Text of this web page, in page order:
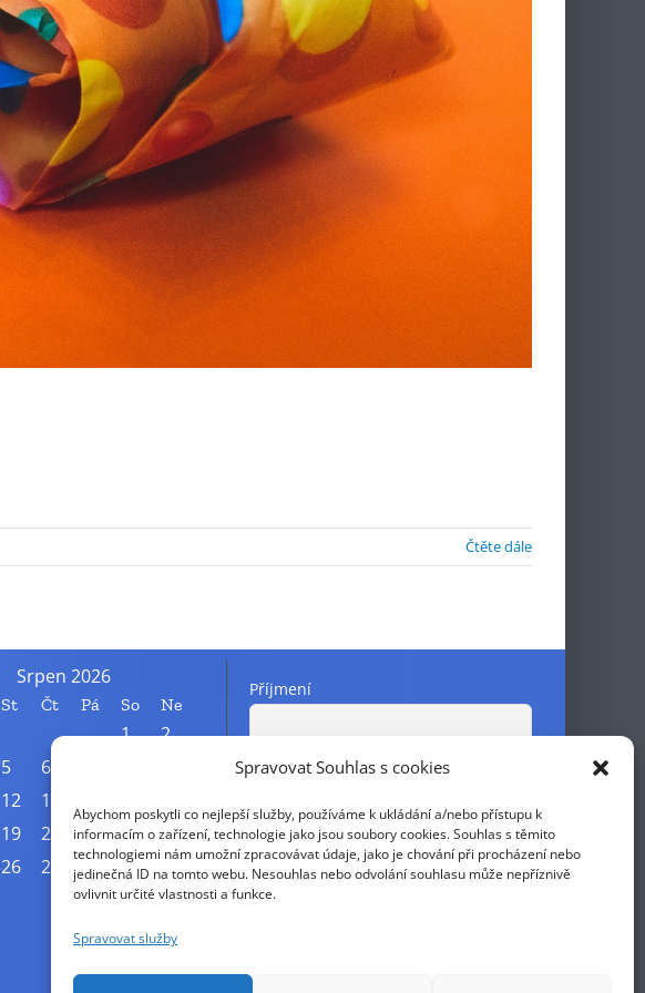
Spravovat Souhlas s cookies
Abychom poskytli co nejlepší služby, používáme k ukládání a/nebo přístupu k
informacím o zařízení, technologie jako jsou soubory cookies. Souhlas s těmito
technologiemi nám umožní zpracovávat údaje, jako je chování při procházení nebo
jedinečná ID na tomto webu. Nesouhlas nebo odvolání souhlasu může nepříznivě
ovlivnit určité vlastnosti a funkce.
Spravovat služby
Čtěte dále
Srpen 2026
St Čt Pá So Ne
1
2
5 6
12 13
19 20 21 22
23
26 27 28 29
30
Příjmení
Křestní jméno
E-mail